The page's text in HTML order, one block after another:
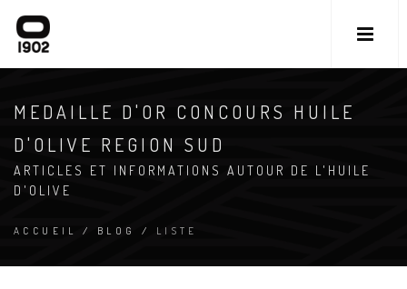
MEDAILLE D'OR CONCOURS HUILE
D'OLIVE REGION SUD
ARTICLES ET INFORMATIONS AUTOUR DE L'HUILE
D'OLIVE
ACCUEIL / BLOG / LISTE